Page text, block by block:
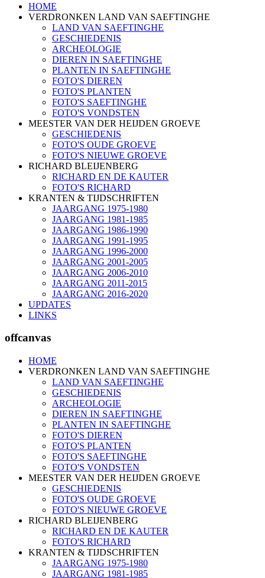
HOME
VERDRONKEN LAND VAN SAEFTINGHE
LAND VAN SAEFTINGHE
GESCHIEDENIS
ARCHEOLOGIE
DIEREN IN SAEFTINGHE
PLANTEN IN SAEFTINGHE
FOTO'S DIEREN
FOTO'S PLANTEN
FOTO'S SAEFTINGHE
FOTO'S VONDSTEN
MEESTER VAN DER HEIJDEN GROEVE
GESCHIEDENIS
FOTO'S OUDE GROEVE
FOTO'S NIEUWE GROEVE
RICHARD BLEIJENBERG
RICHARD EN DE KAUTER
FOTO'S RICHARD
KRANTEN & TIJDSCHRIFTEN
JAARGANG 1975-1980
JAARGANG 1981-1985
JAARGANG 1986-1990
JAARGANG 1991-1995
JAARGANG 1996-2000
JAARGANG 2001-2005
JAARGANG 2006-2010
JAARGANG 2011-2015
JAARGANG 2016-2020
UPDATES
LINKS
offcanvas
HOME
VERDRONKEN LAND VAN SAEFTINGHE
LAND VAN SAEFTINGHE
GESCHIEDENIS
ARCHEOLOGIE
DIEREN IN SAEFTINGHE
PLANTEN IN SAEFTINGHE
FOTO'S DIEREN
FOTO'S PLANTEN
FOTO'S SAEFTINGHE
FOTO'S VONDSTEN
MEESTER VAN DER HEIJDEN GROEVE
GESCHIEDENIS
FOTO'S OUDE GROEVE
FOTO'S NIEUWE GROEVE
RICHARD BLEIJENBERG
RICHARD EN DE KAUTER
FOTO'S RICHARD
KRANTEN & TIJDSCHRIFTEN
JAARGANG 1975-1980
JAARGANG 1981-1985